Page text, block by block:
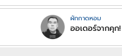
ผักกาดหอม
ออเดอร์จากคุก!